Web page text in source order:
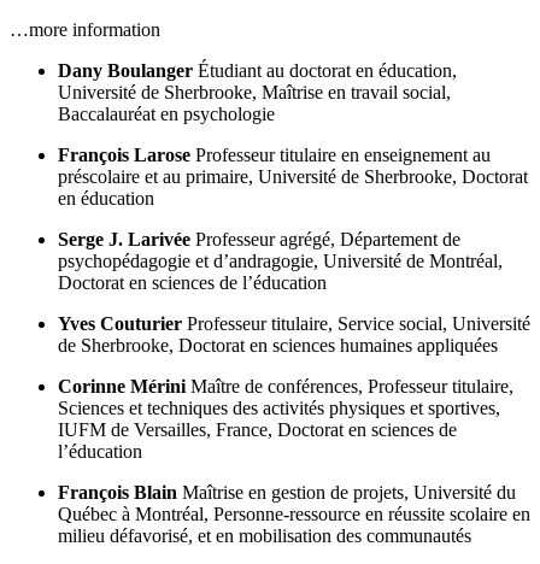
…more information
Dany Boulanger Étudiant au doctorat en éducation,
Université de Sherbrooke, Maîtrise en travail social,
Baccalauréat en psychologie
François Larose Professeur titulaire en enseignement au
préscolaire et au primaire, Université de Sherbrooke, Doctorat
en éducation
Serge J. Larivée Professeur agrégé, Département de
psychopédagogie et d’andragogie, Université de Montréal,
Doctorat en sciences de l’éducation
Yves Couturier Professeur titulaire, Service social, Université
de Sherbrooke, Doctorat en sciences humaines appliquées
Corinne Mérini Maître de conférences, Professeur titulaire,
Sciences et techniques des activités physiques et sportives,
IUFM de Versailles, France, Doctorat en sciences de
l’éducation
François Blain Maîtrise en gestion de projets, Université du
Québec à Montréal, Personne-ressource en réussite scolaire en
milieu défavorisé, et en mobilisation des communautés